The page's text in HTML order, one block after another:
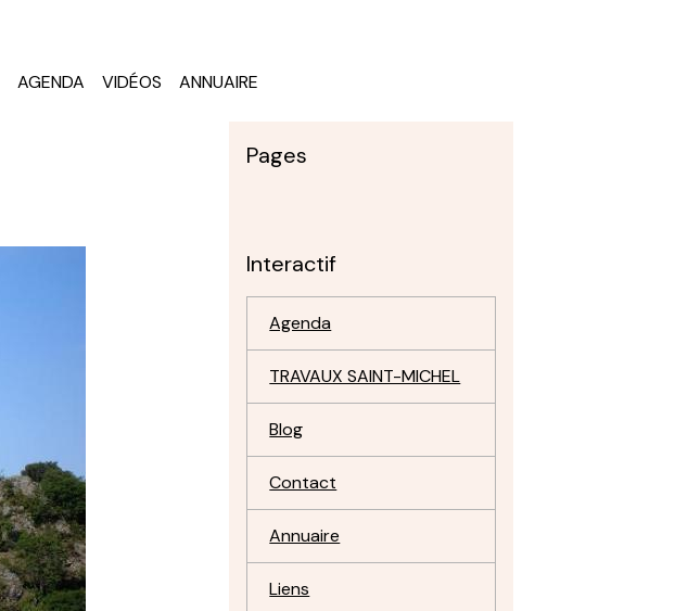
AGENDA VIDÉOS ANNUAIRE
Pages
Interactif
Agenda
TRAVAUX SAINT-MICHEL
Blog
Contact
Annuaire
Liens